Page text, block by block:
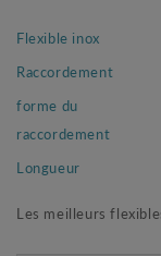
Flexible inox
Raccordement
forme du
raccordement
Longueur
Les meilleurs